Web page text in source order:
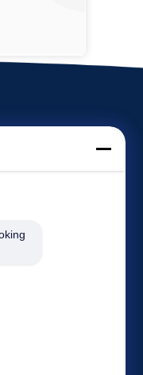
een Citaat